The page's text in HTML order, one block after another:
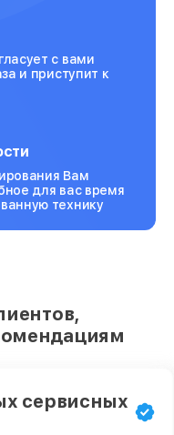
с вами
и приступит к
Вам
для вас время
технику
сервисных